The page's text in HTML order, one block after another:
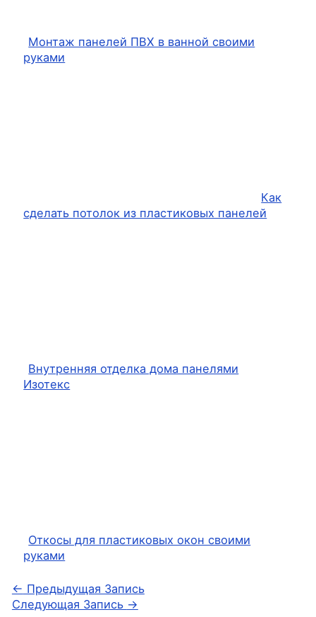
Монтаж панелей ПВХ в ванной своими
руками
Как
сделать потолок из пластиковых панелей
Внутренняя отделка дома панелями
Изотекс
Откосы для пластиковых окон своими
руками
← Предыдущая Запись
Следующая Запись →